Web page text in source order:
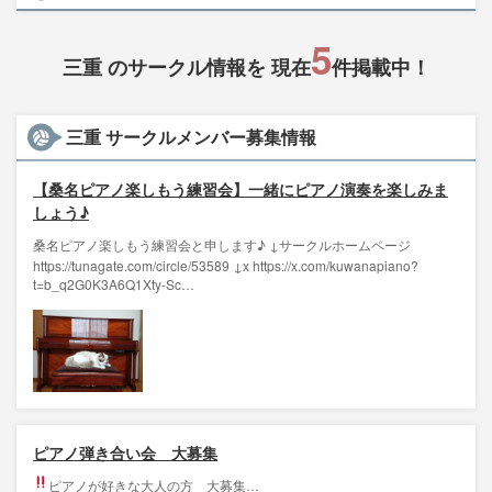
三重 のサークル情報を 現在5件掲載中！
三重 サークルメンバー募集情報
【桑名ピアノ楽しもう練習会】一緒にピアノ演奏を楽しみま
しょう♪
桑名ピアノ楽しもう練習会と申します♪ ↓サークルホームページ
https://tunagate.com/circle/53589 ↓x https://x.com/kuwanapiano?
t=b_q2G0K3A6Q1Xty-Sc…
ピアノ弾き合い会 大募集
ピアノが好きな大人の方 大募集…